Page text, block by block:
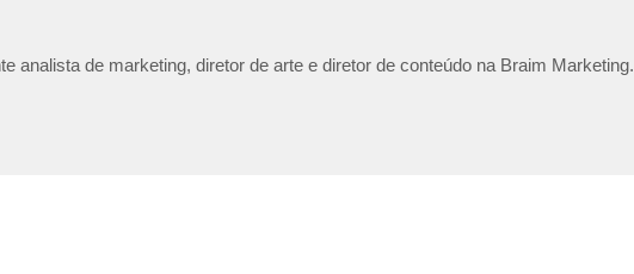
analista de marketing, diretor de arte e diretor de conteúdo na Braim Marketing.